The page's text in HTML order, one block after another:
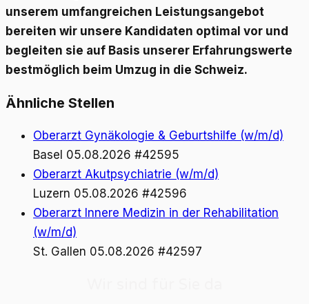
unserem umfangreichen Leistungsangebot
bereiten wir unsere Kandidaten optimal vor und
begleiten sie auf Basis unserer Erfahrungswerte
bestmöglich beim Umzug in die Schweiz.
Ähnliche Stellen
Oberarzt Gynäkologie & Geburtshilfe (w/m/d)
Basel 05.08.2026 #42595
Oberarzt Akutpsychiatrie (w/m/d)
Luzern 05.08.2026 #42596
Oberarzt Innere Medizin in der Rehabilitation
(w/m/d)
St. Gallen 05.08.2026 #42597